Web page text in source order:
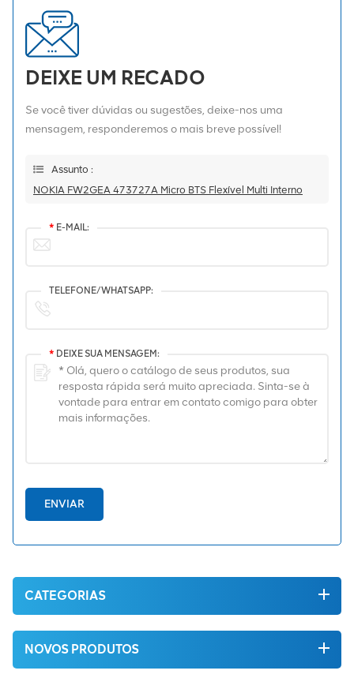
DEIXE UM RECADO
Se você tiver dúvidas ou sugestões, deixe-nos uma
mensagem, responderemos o mais breve possível!
Assunto :
NOKIA FW2GEA 473727A Micro BTS Flexível Multi Interno
* E-MAIL:
TELEFONE/WHATSAPP:
* DEIXE SUA MENSAGEM:
ENVIAR
CATEGORIAS
NOVOS PRODUTOS